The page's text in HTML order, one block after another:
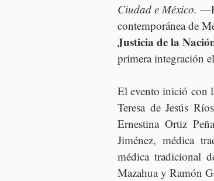
Ciudad e México.
contemporánea de
Justicia de la
primera integración
El evento inició con
Teresa de Jesús
Ernestina Ortiz
Jiménez, médica
médica tradicional
Mazahua y Ramón